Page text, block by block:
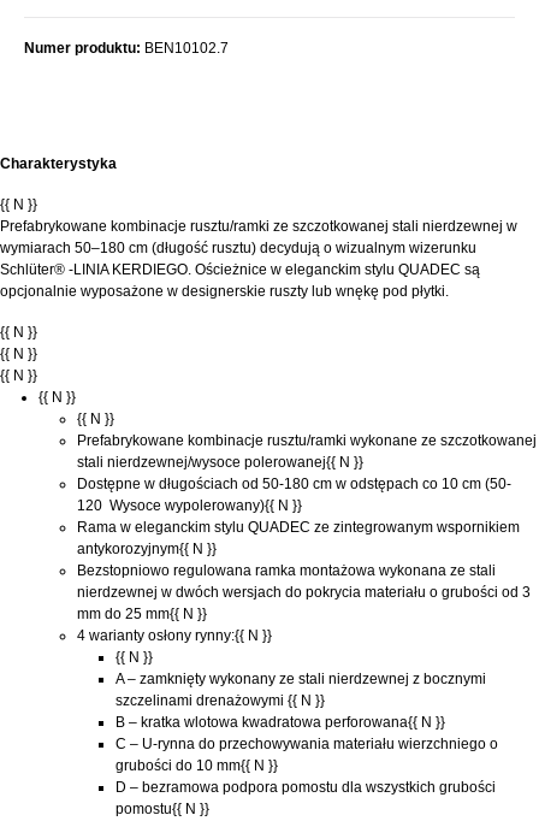
Numer produktu: BEN10102.7
Charakterystyka
{{ N }}
Prefabrykowane kombinacje rusztu/ramki ze szczotkowanej stali nierdzewnej w
wymiarach 50–180 cm (długość rusztu) decydują o wizualnym wizerunku
Schlüter® -LINIA KERDIEGO. Ościeżnice w eleganckim stylu QUADEC są
opcjonalnie wyposażone w designerskie ruszty lub wnękę pod płytki.
{{ N }}
{{ N }}
{{ N }}
{{ N }}
{{ N }}
Prefabrykowane kombinacje rusztu/ramki wykonane ze szczotkowanej
stali nierdzewnej/wysoce polerowanej{{ N }}
Dostępne w długościach od 50-180 cm w odstępach co 10 cm (50-
120 Wysoce wypolerowany){{ N }}
Rama w eleganckim stylu QUADEC ze zintegrowanym wspornikiem
antykorozyjnym{{ N }}
Bezstopniowo regulowana ramka montażowa wykonana ze stali
nierdzewnej w dwóch wersjach do pokrycia materiału o grubości od 3
mm do 25 mm{{ N }}
4 warianty osłony rynny:{{ N }}
{{ N }}
A – zamknięty wykonany ze stali nierdzewnej z bocznymi
szczelinami drenażowymi {{ N }}
B – kratka wlotowa kwadratowa perforowana{{ N }}
C – U-rynna do przechowywania materiału wierzchniego o
grubości do 10 mm{{ N }}
D – bezramowa podpora pomostu dla wszystkich grubości
pomostu{{ N }}